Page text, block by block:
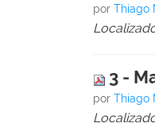
porThiago
3 -
porThiago